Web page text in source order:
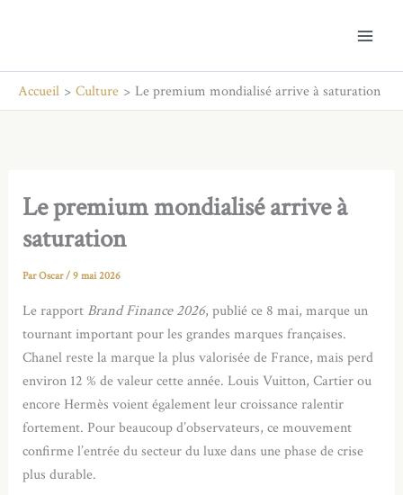
Accueil
Culture Le premium mondialisé arrive à saturation
Le premium mondialisé arrive à
saturation
ParOscar/9 mai 2026
Le rapport Brand Finance 2026, publié ce 8 mai, marque un
tournant important pour les grandes marques françaises.
Chanel reste la marque la plus valorisée de France, mais perd
environ 12 % de valeur cette année. Louis Vuitton, Cartier ou
encore Hermès voient également leur croissance ralentir
fortement. Pour beaucoup d’observateurs, ce mouvement
confirme l’entrée du secteur du luxe dans une phase de crise
plus durable.